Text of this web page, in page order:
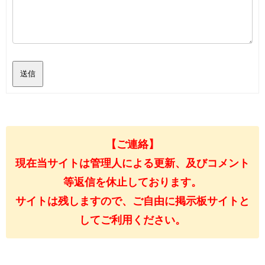
送信
【ご連絡】
現在当サイトは管理人による更新、及びコメント
等返信を休止しております。
サイトは残しますので、ご自由に掲示板サイトと
してご利用ください。